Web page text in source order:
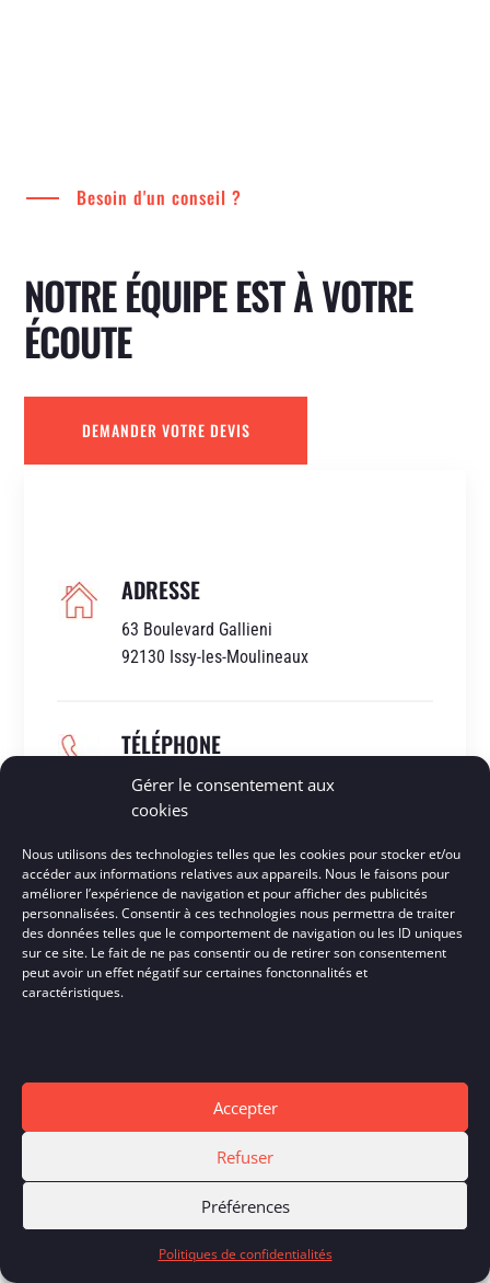
Gérer le consentement aux
cookies
Nous utilisons des technologies telles que les cookies pour stocker et/ou
accéder aux informations relatives aux appareils. Nous le faisons pour
améliorer l’expérience de navigation et pour afficher des publicités
personnalisées. Consentir à ces technologies nous permettra de traiter
des données telles que le comportement de navigation ou les ID uniques
sur ce site. Le fait de ne pas consentir ou de retirer son consentement
peut avoir un effet négatif sur certaines fonctonnalités et
caractéristiques.
Accepter
Refuser
Préférences
Politiques de confidentialités
Besoin d'un conseil ?
NOTRE ÉQUIPE EST À VOTRE
ÉCOUTE
DEMANDER VOTRE DEVIS
ADRESSE
63 Boulevard Gallieni
92130 Issy-les-Moulineaux
TÉLÉPHONE
01 46 38 50 28
EMAIL
mcagt@orange.fr